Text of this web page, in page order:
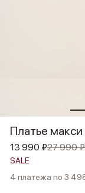
Платье
13 990 ₽27 990 ₽
SALE
4 платежа по 3